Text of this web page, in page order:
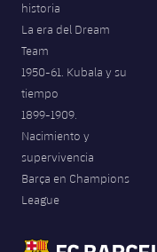
historia
La era del Dream
Team
1950-61. Kubala y su
tiempo
1899-1909.
Nacimiento y
supervivencia
Barça en Champions
League